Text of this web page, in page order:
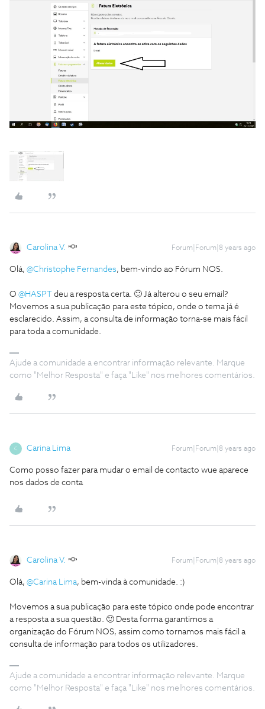
Carolina V. Forum|Forum|8 years ago
Olá, @Christophe Fernandes, bem-vindo ao Fórum NOS.
O @HASPT
deu a resposta certa. 🙂 Já alterou o seu email?
Movemos a sua publicação para este tópico, onde o tema já é
esclarecido. Assim, a consulta de informação torna-se mais fácil
para toda a comunidade.
Ajude a comunidade a encontrar informação relevante. Marque
como "Melhor Resposta" e faça "Like" nos melhores comentários.
C Carina Lima Forum|Forum|8 years ago
Como posso fazer para mudar o email de contacto wue aparece
nos dados de conta
Carolina V. Forum|Forum|8 years ago
Olá, @Carina Lima, bem-vinda à comunidade. :)
Movemos a sua publicação para este tópico onde pode encontrar
a resposta a sua questão. 🙂 Desta forma garantimos a
organização do Fórum NOS, assim como tornamos mais fácil a
consulta de informação para todos os utilizadores.
Ajude a comunidade a encontrar informação relevante. Marque
como "Melhor Resposta" e faça "Like" nos melhores comentários.